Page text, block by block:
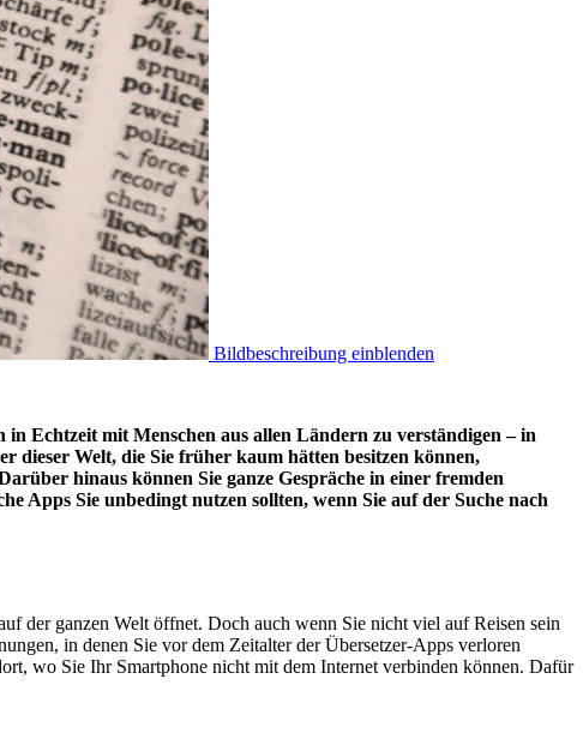
Bildbeschreibung einblenden
Echtzeit mit Menschen aus allen Ländern zu verständigen – in
dieser Welt, die Sie früher kaum hätten besitzen können,
hinaus können Sie ganze Gespräche in einer fremden
Apps Sie unbedingt nutzen sollten, wenn Sie auf der Suche nach
der ganzen Welt öffnet. Doch auch wenn Sie nicht viel auf Reisen sein
in denen Sie vor dem Zeitalter der Übersetzer-Apps verloren
wo Sie Ihr Smartphone nicht mit dem Internet verbinden können. Dafür